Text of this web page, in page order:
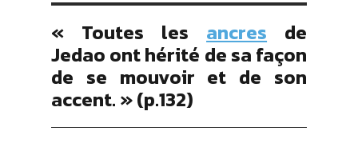
« Toutes les ancres de
Jedao ont hérité de sa façon
de se mouvoir et de son
accent. » (p.132)